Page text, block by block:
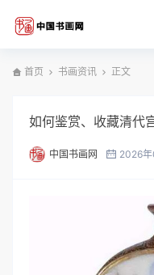
首页 书画资讯 正文
如何鉴赏、收藏清代
中国书画网 2026年